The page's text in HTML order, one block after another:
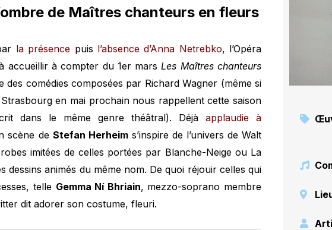
de Maîtres chanteurs en fleurs
la présence puis l’absence d’Anna Netrebko, l’Opéra
accueillir à compter du 1er marsLes Maîtres chanteurs
des comédies composées par Richard Wagner (même si
en mai prochain nous rappellent cette saison
dans le même genre théâtral). Déjà applaudie à
scène de Stefan Herheims’inspire de l’univers de Walt
imitées de celles portées par Blanche-Neige ou La
dessins animés du même nom. De quoi réjouir celles qui
telle Gemma Ní Bhriain, mezzo-soprano membre
dit adorer son costume, fleuri.